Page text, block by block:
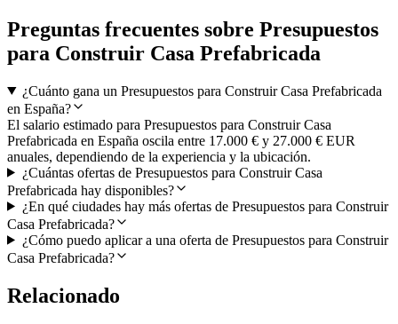
Preguntas frecuentes sobre Presupuestos
para Construir Casa Prefabricada
¿Cuánto gana un Presupuestos para Construir Casa Prefabricada
en España?
El salario estimado para Presupuestos para Construir Casa
Prefabricada en España oscila entre 17.000 € y 27.000 € EUR
anuales, dependiendo de la experiencia y la ubicación.
¿Cuántas ofertas de Presupuestos para Construir Casa
Prefabricada hay disponibles?
¿En qué ciudades hay más ofertas de Presupuestos para Construir
Casa Prefabricada?
¿Cómo puedo aplicar a una oferta de Presupuestos para Construir
Casa Prefabricada?
Relacionado